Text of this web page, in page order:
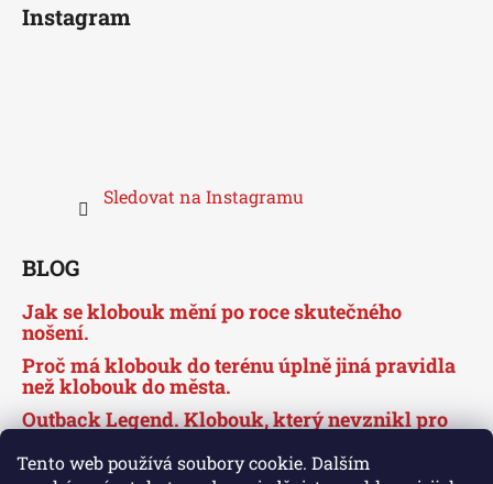
Tento web používá soubory cookie. Dalším
Instagram
Sledovat na Instagramu
BLOG
Jak se klobouk mění po roce skutečného
nošení.
Proč má klobouk do terénu úplně jiná pravidla
než klobouk do města.
Outback Legend. Klobouk, který nevznikl pro